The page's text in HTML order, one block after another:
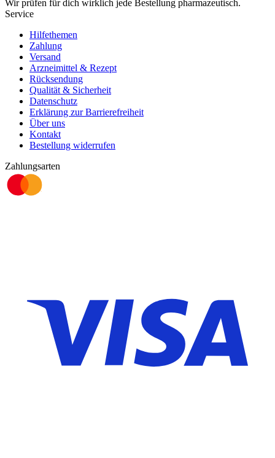
Wir prüfen für dich wirklich jede Bestellung pharmazeutisch.
Service
Hilfethemen
Zahlung
Versand
Arzneimittel & Rezept
Rücksendung
Qualität & Sicherheit
Datenschutz
Erklärung zur Barrierefreiheit
Über uns
Kontakt
Bestellung widerrufen
Zahlungsarten